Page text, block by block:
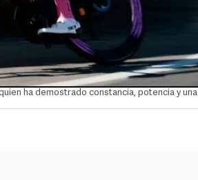
ha demostrado constancia, potencia y una